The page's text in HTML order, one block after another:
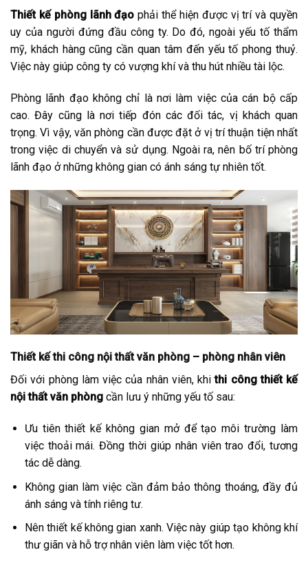
Thiết kế phòng lãnh đạo phải thể hiện được vị trí và quyền
uy của người đứng đầu công ty. Do đó, ngoài yếu tố thẩm
mỹ, khách hàng cũng cần quan tâm đến yếu tố phong thuỷ.
Việc này giúp công ty có vượng khí và thu hút nhiều tài lộc.
Phòng lãnh đạo không chỉ là nơi làm việc của cán bộ cấp
cao. Đây cũng là nơi tiếp đón các đối tác, vị khách quan
trọng. Vì vậy, văn phòng cần được đặt ở vị trí thuận tiện nhất
trong việc di chuyển và sử dụng. Ngoài ra, nên bố trí phòng
lãnh đạo ở những không gian có ánh sáng tự nhiên tốt.
Thiết kế thi công nội thất văn phòng – phòng nhân viên
Đối với phòng làm việc của nhân viên, khithi công thiết kế
nội thất văn phòng cần lưu ý những yếu tố sau:
Ưu tiên thiết kế không gian mở để tạo môi trường làm
việc thoải mái. Đồng thời giúp nhân viên trao đổi, tương
tác dễ dàng.
Không gian làm việc cần đảm bảo thông thoáng, đầy đủ
ánh sáng và tính riêng tư.
Nên thiết kế không gian xanh. Việc này giúp tạo không khí
thư giãn và hỗ trợ nhân viên làm việc tốt hơn.